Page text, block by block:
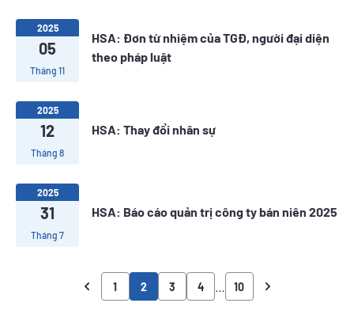
2025
05
Tháng 11
HSA: Đơn từ nhiệm của TGĐ, người đại diện
theo pháp luật
2025
12
Tháng 8
HSA: Thay đổi nhân sự
2025
31
Tháng 7
HSA: Báo cáo quản trị công ty bán niên 2025
1 2 3 4 10